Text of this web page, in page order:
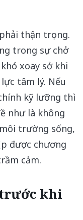
thận trọng.
trong sự chở
xoay sở khi
tâm lý. Nếu
kỹ lưỡng thì
như là không
trường sống,
được chương
cảm.
khi